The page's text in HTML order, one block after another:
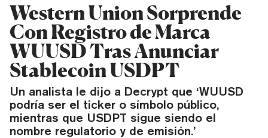
Western Union Sorprende
Con Registro de Marca
WUUSD Tras Anunciar
Stablecoin USDPT
Un analista le dijo a Decrypt que ‘WUUSD
podría ser el ticker o símbolo público,
mientras que USDPT sigue siendo el
nombre regulatorio y de emisión.’